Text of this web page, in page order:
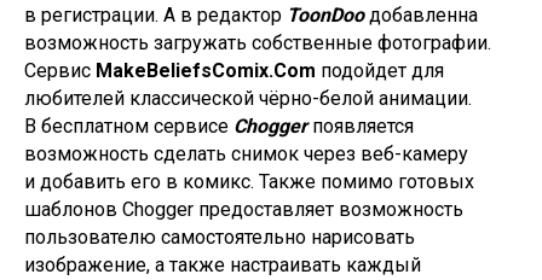
в регистрации. А в редактор ToonDooдобавленна
возможность загружать собственные фотографии.
Сервис MakeBeliefsComix.Com подойдет для
любителей классической чёрно-белой анимации.
В бесплатном сервисе Choggerпоявляется
возможность сделать снимок через веб-камеру
и добавить его в комикс. Также помимо готовых
шаблонов Chogger предоставляет возможность
пользователю самостоятельно нарисовать
изображение, а также настраивать каждый